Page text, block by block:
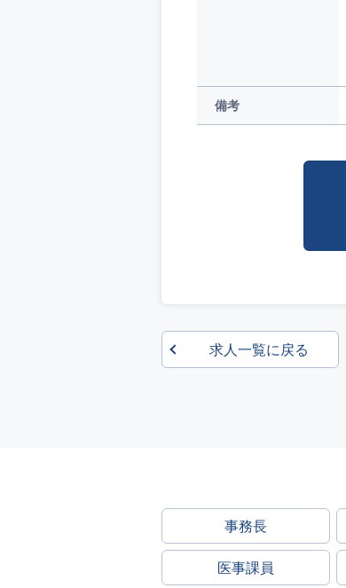
備考
求人一覧に戻る
事務長
医事課員